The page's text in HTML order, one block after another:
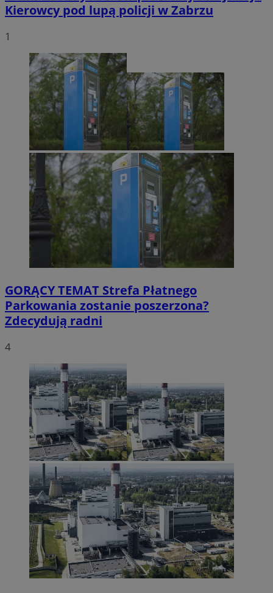
Kierowcy pod lupą policji w Zabrzu
1
GORĄCY TEMAT Strefa Płatnego
Parkowania zostanie poszerzona?
Zdecydują radni
4